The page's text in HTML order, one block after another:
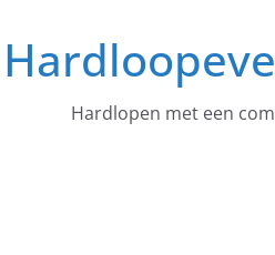
naar
de
Hardlopen met een